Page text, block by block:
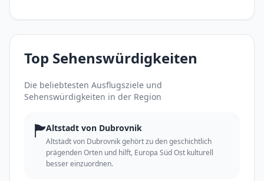
Top Sehenswürdigkeiten
Die beliebtesten Ausflugsziele und
Sehenswürdigkeiten in der Region
🏲Altstadt von Dubrovnik
Altstadt von Dubrovnik gehört zu den geschichtlich
prägenden Orten und hilft, Europa Süd Ost kulturell
besser einzuordnen.